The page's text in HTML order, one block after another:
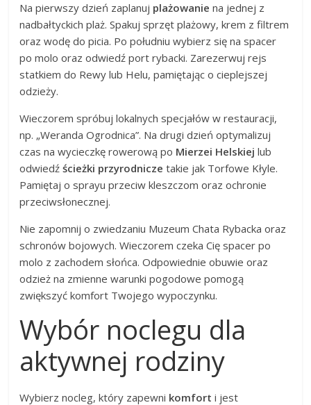
Na pierwszy dzień zaplanuj plażowanie na jednej z
nadbałtyckich plaż. Spakuj sprzęt plażowy, krem z filtrem
oraz wodę do picia. Po południu wybierz się na spacer
po molo oraz odwiedź port rybacki. Zarezerwuj rejs
statkiem do Rewy lub Helu, pamiętając o cieplejszej
odzieży.
Wieczorem spróbuj lokalnych specjałów w restauracji,
np. „Weranda Ogrodnica”. Na drugi dzień optymalizuj
czas na wycieczkę rowerową po Mierzei Helskiej lub
odwiedźścieżki przyrodnicze takie jak Torfowe Kłyle.
Pamiętaj o sprayu przeciw kleszczom oraz ochronie
przeciwsłonecznej.
Nie zapomnij o zwiedzaniu Muzeum Chata Rybacka oraz
schronów bojowych. Wieczorem czeka Cię spacer po
molo z zachodem słońca. Odpowiednie obuwie oraz
odzież na zmienne warunki pogodowe pomogą
zwiększyć komfort Twojego wypoczynku.
Wybór noclegu dla
aktywnej rodziny
Wybierz nocleg, który zapewni komfort i jest